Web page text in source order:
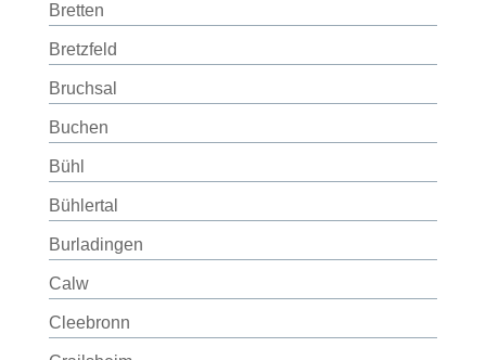
Bretten
Bretzfeld
Bruchsal
Buchen
Bühl
Bühlertal
Burladingen
Calw
Cleebronn